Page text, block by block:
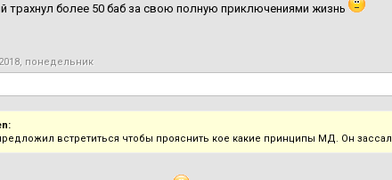
трахнул более 50 баб за свою полную приключениями жизнь
понедельник
встретиться чтобы прояснить кое какие принципы МД. Он зассал